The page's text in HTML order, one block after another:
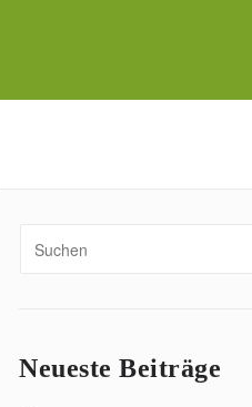
Neueste Beiträge